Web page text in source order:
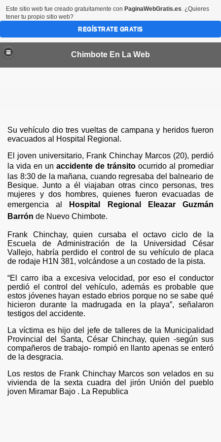
Chimbote En La Web
Su vehículo dio tres vueltas de campana y heridos fueron
evacuados al Hospital Regional.
El joven universitario, Frank Chinchay Marcos (20), perdió
la vida en un accidente de tránsito ocurrido al promediar
las 8:30 de la mañana, cuando regresaba del balneario de
Besique. Junto a él viajaban otras cinco personas, tres
mujeres y dos hombres, quienes fueron evacuadas de
emergencia al
Hospital Regional Eleazar Guzmán
Barrón de Nuevo Chimbote.
Frank Chinchay, quien cursaba el octavo ciclo de la
Escuela de Administración de la Universidad César
Vallejo, habría perdido el control de su vehículo de placa
de rodaje H1N 381, volcándose a un costado de la pista.
“El carro iba a excesiva velocidad, por eso el conductor
perdió el control del vehículo, además es probable que
estos jóvenes hayan estado ebrios porque no se sabe qué
hicieron durante la madrugada en la playa”, señalaron
testigos del accidente.
La víctima es hijo del jefe de talleres de la Municipalidad
Provincial del Santa, César Chinchay, quien -según sus
compañeros de trabajo- rompió en llanto apenas se enteró
de la desgracia.
Los restos de Frank Chinchay Marcos son velados en su
vivienda de la sexta cuadra del jirón Unión del pueblo
joven Miramar Bajo . La Republica
VALORIZADOS EN MEDIO MILLON DE SOLES
en EEUU
Chimbote
de los Bancos en Robo
DEL PERU
mercado hace 10 meses
encuesta
39%
y saque sus conclusiones.
Este sitio web fue creado gratuitamente con PaginaWebGratis.es. ¿Quieres
tener tu propio sitio web?
REGÍSTRATE GRATIS